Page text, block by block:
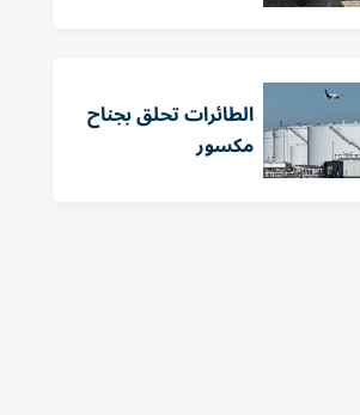
الطائرات تحلق بجناح
مكسور